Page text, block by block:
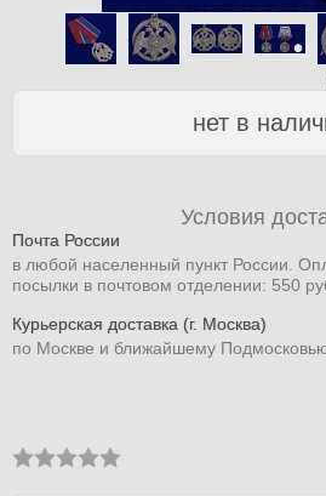
нет в
Условия
Почта России
в любой населенный пункт России.
посылки в почтовом отделении: 550
Курьерская доставка (г. Москва)
по Москве и ближайшему